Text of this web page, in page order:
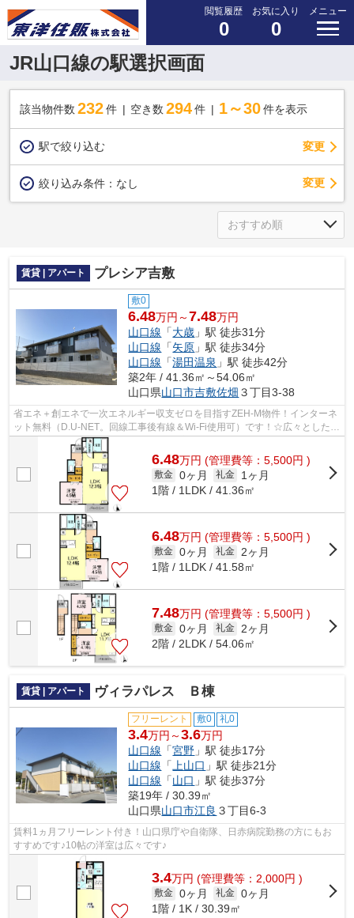
閲覧履歴
0
お気に入り
0
メニュー
JR山口線の駅選択画面
該当物件数 232件 空き数 294 件 1～30 件を表示
駅で絞り込む 変更
絞り込み条件： なし 変更
賃貸 | アパート プレシア吉敷
敷0
6.48万円～7.48万円
山口線 「大歳 」駅 徒歩31分
山口線 「矢原 」駅 徒歩34分
山口線 「湯田温泉 」駅 徒歩42分
築2年 / 41.36㎡～54.06㎡
山口県山口市吉敷佐畑 ３丁目3-38
省エネ＋創エネで一次エネルギー収支ゼロを目指すZEH-M物件！インターネ
ット無料（D.U-NET。回線工事後有線＆Wi-Fi使用可）です！☆広々とした化
粧洗面台付き♪浴室換気乾燥機付きで浴室...
6.48万円 (管理費等：5,500円 )
敷金 0ヶ月 礼金
1ヶ月
1階 / 1LDK / 41.36㎡
6.48万円 (管理費等：5,500円 )
敷金 0ヶ月 礼金
2ヶ月
1階 / 1LDK / 41.58㎡
7.48万円 (管理費等：5,500円 )
敷金 0ヶ月 礼金
2ヶ月
2階 / 2LDK / 54.06㎡
賃貸 | アパート ヴィラパレス Ｂ棟
フリーレント 敷0 礼0
3.4万円～3.6万円
山口線 「宮野 」駅 徒歩17分
山口線 「 上山口 」駅 徒歩21分
山口線 「山口 」駅 徒歩37分
築19年 / 30.39㎡
山口県山口市江良 ３丁目6-3
賃料1ヵ月フリーレント付き！山口県庁や自衛隊、日赤病院勤務の方にもお
すすめです♪10帖の洋室は広々です♪
3.4万円 (管理費等：2,000円 )
敷金 0ヶ月 礼金 0ヶ月
1階 / 1K / 30.39㎡